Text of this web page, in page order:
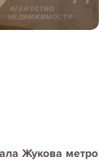
Жукова метро